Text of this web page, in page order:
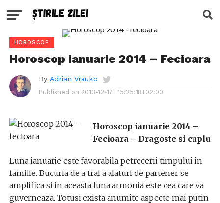
HOROSCOP
Horoscop ianuarie 2014 – Fecioara
By Adrian Vrauko
Published on 2013-12-17T15:25:18+02:00
Horoscop ianuarie 2014 –
Fecioara – Dragoste si cuplu
Luna ianuarie este favorabila petrecerii timpului in
familie. Bucuria de a trai a alaturi de partener se
amplifica si in aceasta luna armonia este cea care va
guverneaza. Totusi exista anumite aspecte mai putin